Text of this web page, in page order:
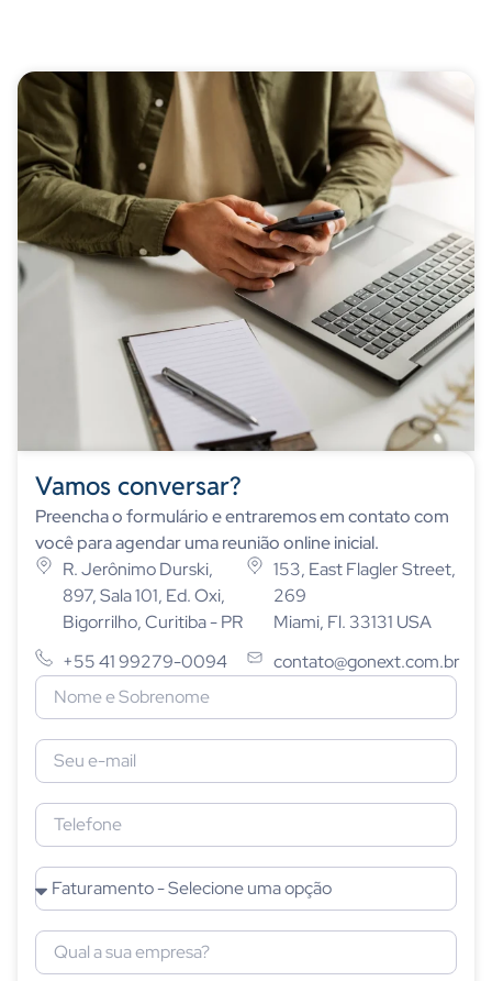
Vamos conversar?
Preencha o formulário e entraremos em contato com
você para agendar uma reunião online inicial.
R. Jerônimo Durski,
897, Sala 101, Ed. Oxi,
Bigorrilho, Curitiba - PR
+55 41 99279-0094
153, East Flagler Street,
269
Miami, Fl. 33131 USA
contato@gonext.com.br